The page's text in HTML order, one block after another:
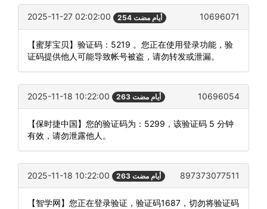
2025-11-27 02:02:00 254 أيام مضت 10696071
【蜜芽宝贝】验证码：5219 。您正在使用登录功能，验
证码提供他人可能导致帐号被盗，请勿转发或泄漏。
2025-11-18 10:22:00 263 أيام مضت 10696054
【保时捷中国】您的验证码为：5299，该验证码 5 分钟
有效，请勿泄露他人。
2025-11-18 10:22:00 263 أيام مضت 897373077511
【智学网】您正在登录验证，验证码1687，切勿将验证码